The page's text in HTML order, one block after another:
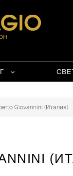
Giovannini (Италия)